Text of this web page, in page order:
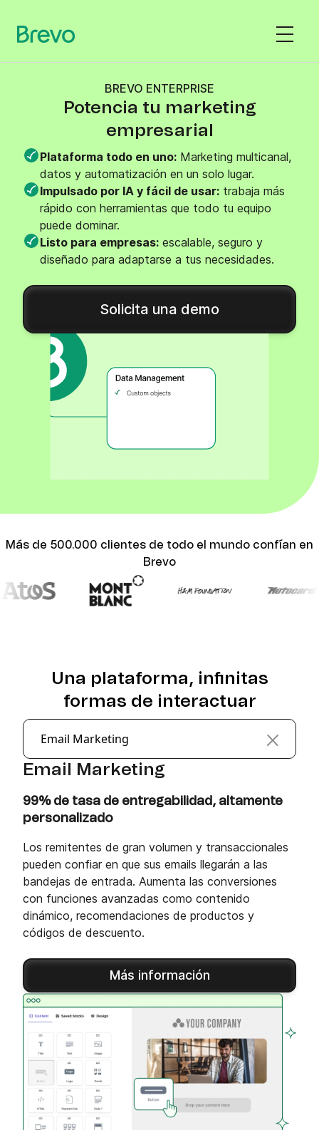
BREVO ENTERPRISE
Potencia tu marketing
empresarial
Plataforma todo en uno: Marketing multicanal,
datos y automatización en un solo lugar.
Impulsado por IA y fácil de usar: trabaja más
rápido con herramientas que todo tu equipo
puede dominar.
Listo para empresas: escalable, seguro y
diseñado para adaptarse a tus necesidades.
Solicita una demo
Más de 500.000 clientes de todo el mundo confían en
Brevo
Una plataforma, infinitas
formas de interactuar
Email Marketing
Email Marketing
99% de tasa de entregabilidad, altamente
personalizado
Los remitentes de gran volumen y transaccionales
pueden confiar en que sus emails llegarán a las
bandejas de entrada. Aumenta las conversiones
con funciones avanzadas como contenido
dinámico, recomendaciones de productos y
códigos de descuento.
Más información